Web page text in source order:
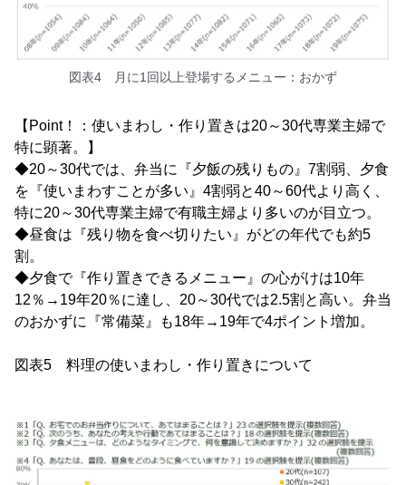
図表4 月に1回以上登場するメニュー：おかず
【Point！：使いまわし・作り置きは20～30代専業主婦で
特に顕著。】
◆20～30代では、弁当に『夕飯の残りもの』7割弱、夕食
を『使いまわすことが多い』4割弱と40～60代より高く、
特に20～30代専業主婦で有職主婦より多いのが目立つ。
◆昼食は『残り物を食べ切りたい』がどの年代でも約5
割。
◆夕食で『作り置きできるメニュー』の心がけは10年
12％→19年20％に達し、20～30代では2.5割と高い。弁当
のおかずに『常備菜』も18年→19年で4ポイント増加。
図表5 料理の使いまわし・作り置きについて